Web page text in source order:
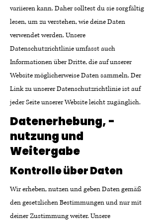
variieren kann. Daher solltest du sie sorgfältig
lesen, um zu verstehen, wie deine Daten
verwendet werden. Unsere
Datenschutzrichtlinie umfasst auch
Informationen über Dritte, die auf unserer
Website möglicherweise Daten sammeln. Der
Link zu unserer Datenschutzrichtlinie ist auf
jeder Seite unserer Website leicht zugänglich.
Datenerhebung, -
nutzung und
Weitergabe
Kontrolle über Daten
Wir erheben, nutzen und geben Daten gemäß
den gesetzlichen Bestimmungen und nur mit
deiner Zustimmung weiter. Unsere